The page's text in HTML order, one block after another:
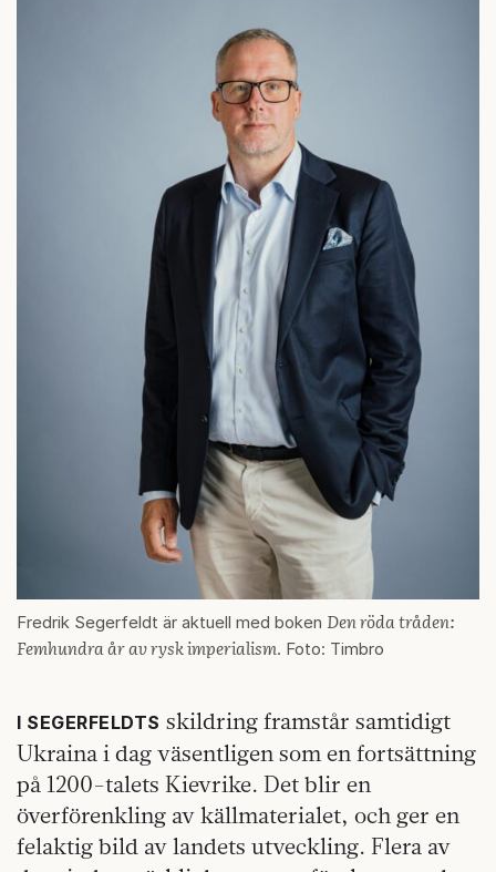
Fredrik Segerfeldt är aktuell med boken Den röda tråden:
Femhundra år av rysk imperialism. Foto: Timbro
I SEGERFELDTS skildring framstår samtidigt
Ukraina i dag väsentligen som en fortsättning
på 1200-talets Kievrike. Det blir en
överförenkling av källmaterialet, och ger en
felaktig bild av landets utveckling. Flera av